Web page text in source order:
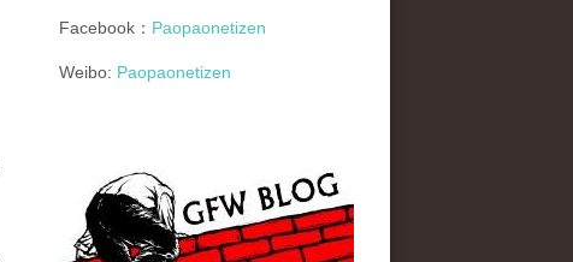
Facebook： Paopaonetizen
Weibo: Paopaonetizen
gfw_blog_small.jpg